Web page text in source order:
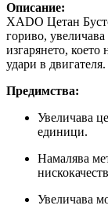
Описание:
XADO Цетан
гориво,
изгарянето, което
удари в двигателя.
Предимства:
Увеличава
единици.
Намалява
Увеличава